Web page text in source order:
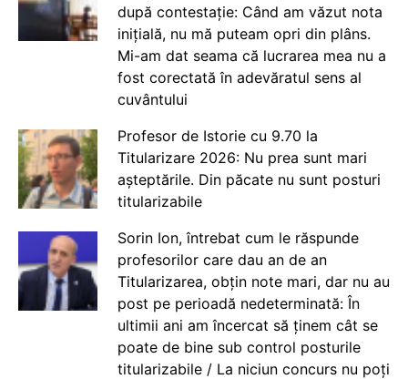
după contestație: Când am văzut nota
inițială, nu mă puteam opri din plâns.
Mi-am dat seama că lucrarea mea nu a
fost corectată în adevăratul sens al
cuvântului
Profesor de Istorie cu 9.70 la
Titularizare 2026: Nu prea sunt mari
așteptările. Din păcate nu sunt posturi
titularizabile
Sorin Ion, întrebat cum le răspunde
profesorilor care dau an de an
Titularizarea, obțin note mari, dar nu au
post pe perioadă nedeterminată: În
ultimii ani am încercat să ținem cât se
poate de bine sub control posturile
titularizabile / La niciun concurs nu poți